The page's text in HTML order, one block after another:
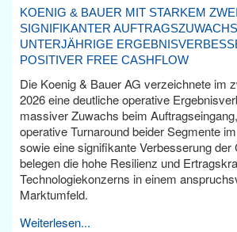
KOENIG & BAUER MIT STARKEM
SIGNIFIKANTER
UNTERJÄHRIGE
POSITIVER FREE CASHFLOW
Die Koenig & Bauer AG verzeichnete im
2026 eine deutliche operative
massiver Zuwachs beim
operative Turnaround beider Segmente
sowie eine signifikante Verbesserung der
belegen die hohe Resilienz und
Technologiekonzerns in einem
Marktumfeld.
Weiterlesen...